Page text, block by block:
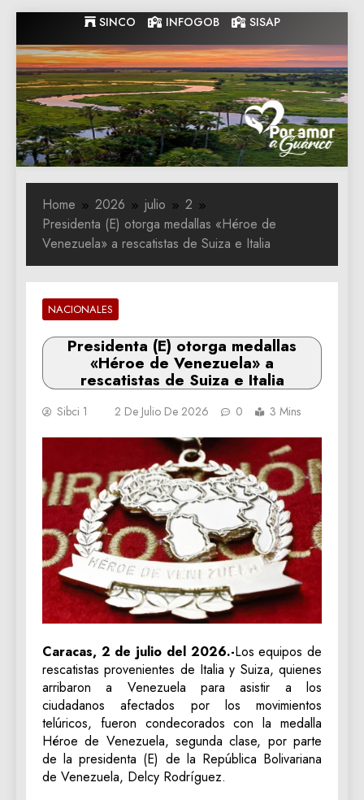
to
content
SINCO INFOGOB SISAP
Gobernacion
de Guarico
Gobernacion de Guarico
Home 2026 julio
2
Presidenta (E) otorga medallas «Héroe de
Venezuela» a rescatistas de Suiza e Italia
NACIONALES
Presidenta (E) otorga medallas
«Héroe de Venezuela» a
rescatistas de Suiza e Italia
Sibci 1 2 De Julio De 2026 0 3 Mins
Caracas, 2 de julio del 2026.-Los equipos de
rescatistas provenientes de Italia y Suiza, quienes
arribaron a Venezuela para asistir a los
ciudadanos afectados por los movimientos
telúricos, fueron condecorados con la medalla
Héroe de Venezuela, segunda clase, por parte
de la presidenta (E) de la República Bolivariana
de Venezuela, Delcy Rodríguez.